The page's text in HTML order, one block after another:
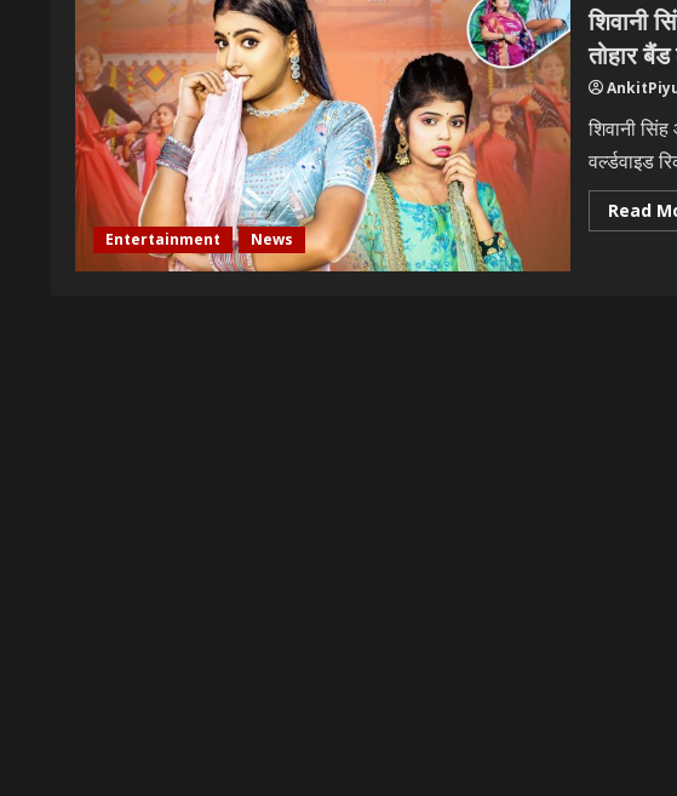
Entertainment News
शिवानी
तोहार बैंड
शिवानी
वर्ल्डवाइड
Read